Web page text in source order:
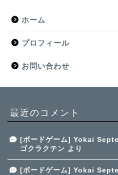
ホーム
プロフィール
お問い合わせ
最近のコメント
[ボードゲーム] Yokai
ゴクラクテン より
[ボードゲーム] Yokai